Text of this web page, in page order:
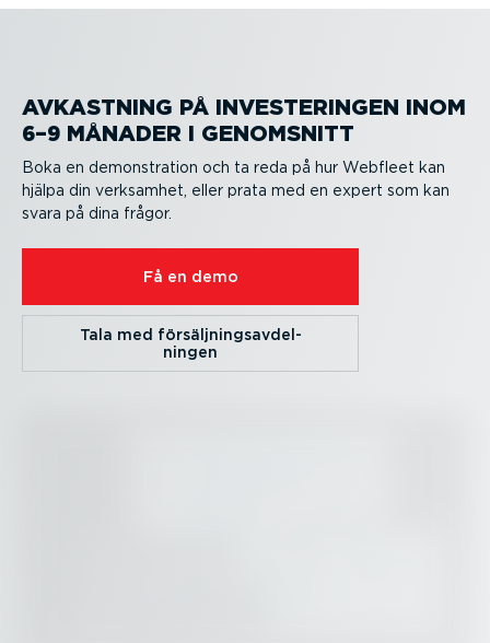
AVKASTNING PÅ INVESTE­RINGEN INOM
6–9 MÅNADER I GENOMSNITT
Boka en demon­stration och ta reda på hur Webfleet kan
hjälpa din verksamhet, eller prata med en expert som kan
svara på dina frågor.
Få en demo
Tala med försälj­nings­av­del­
ningen